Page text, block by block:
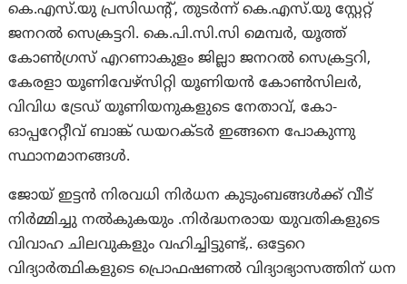
കെ.എസ്‌.യു പ്രസിഡന്റ്‌, തുടര്‍ന്ന്‌ കെ.എസ്‌.യു സ്റ്റേറ്റ്‌
ജനറല്‍ സെക്രട്ടറി. കെ.പി.സി.സി മെമ്പര്‍, യൂത്ത്‌
കോണ്‍ഗ്രസ്‌ എറണാകുളം ജില്ലാ ജനറല്‍ സെക്രട്ടറി,
കേരളാ യൂണിവേഴ്‌സിറ്റി യൂണിയന്‍ കോണ്‍സിലര്‍,
വിവിധ ട്രേഡ്‌ യൂണിയനുകളുടെ നേതാവ്‌, കോ-
ഓപ്പറേറ്റീവ്‌ ബാങ്ക്‌ ഡയറക്‌ടര്‍ ഇങ്ങനെ പോകുന്നു
സ്ഥാനമാനങ്ങള്‍.
ജോയ് ഇട്ടന്‍ നിരവധി നിര്‍ധന കുടുംബങ്ങള്‍ക്ക് വീട്
നിര്‍മ്മിച്ചു നല്‍കുകയും .നിര്‍ദ്ധനരായ യുവതികളുടെ
വിവാഹ ചിലവുകളും വഹിച്ചിട്ടുണ്ട്,. ഒട്ടേറെ
വിദ്യാര്‍ത്ഥികളുടെ പ്രൊഫഷണല്‍ വിദ്യാഭ്യാസത്തിന് ധന